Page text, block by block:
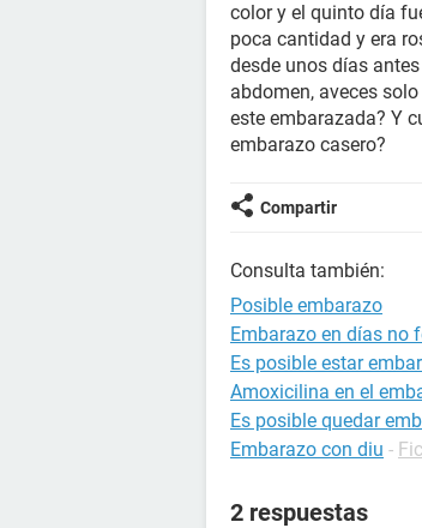
color y el quinto día
poca cantidad y era
desde unos días
abdomen, aveces
este embarazada? Y
embarazo casero?
Compartir
Consulta también:
Posible embarazo
Embarazo en días no
Es posible estar
Amoxicilina en el
Es posible quedar
Embarazo con diu -
2 respuestas